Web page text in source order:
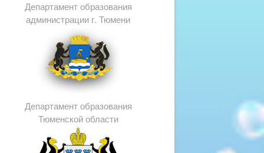
Департамент образования
администрации г. Тюмени
Департамент образования
Тюменской области